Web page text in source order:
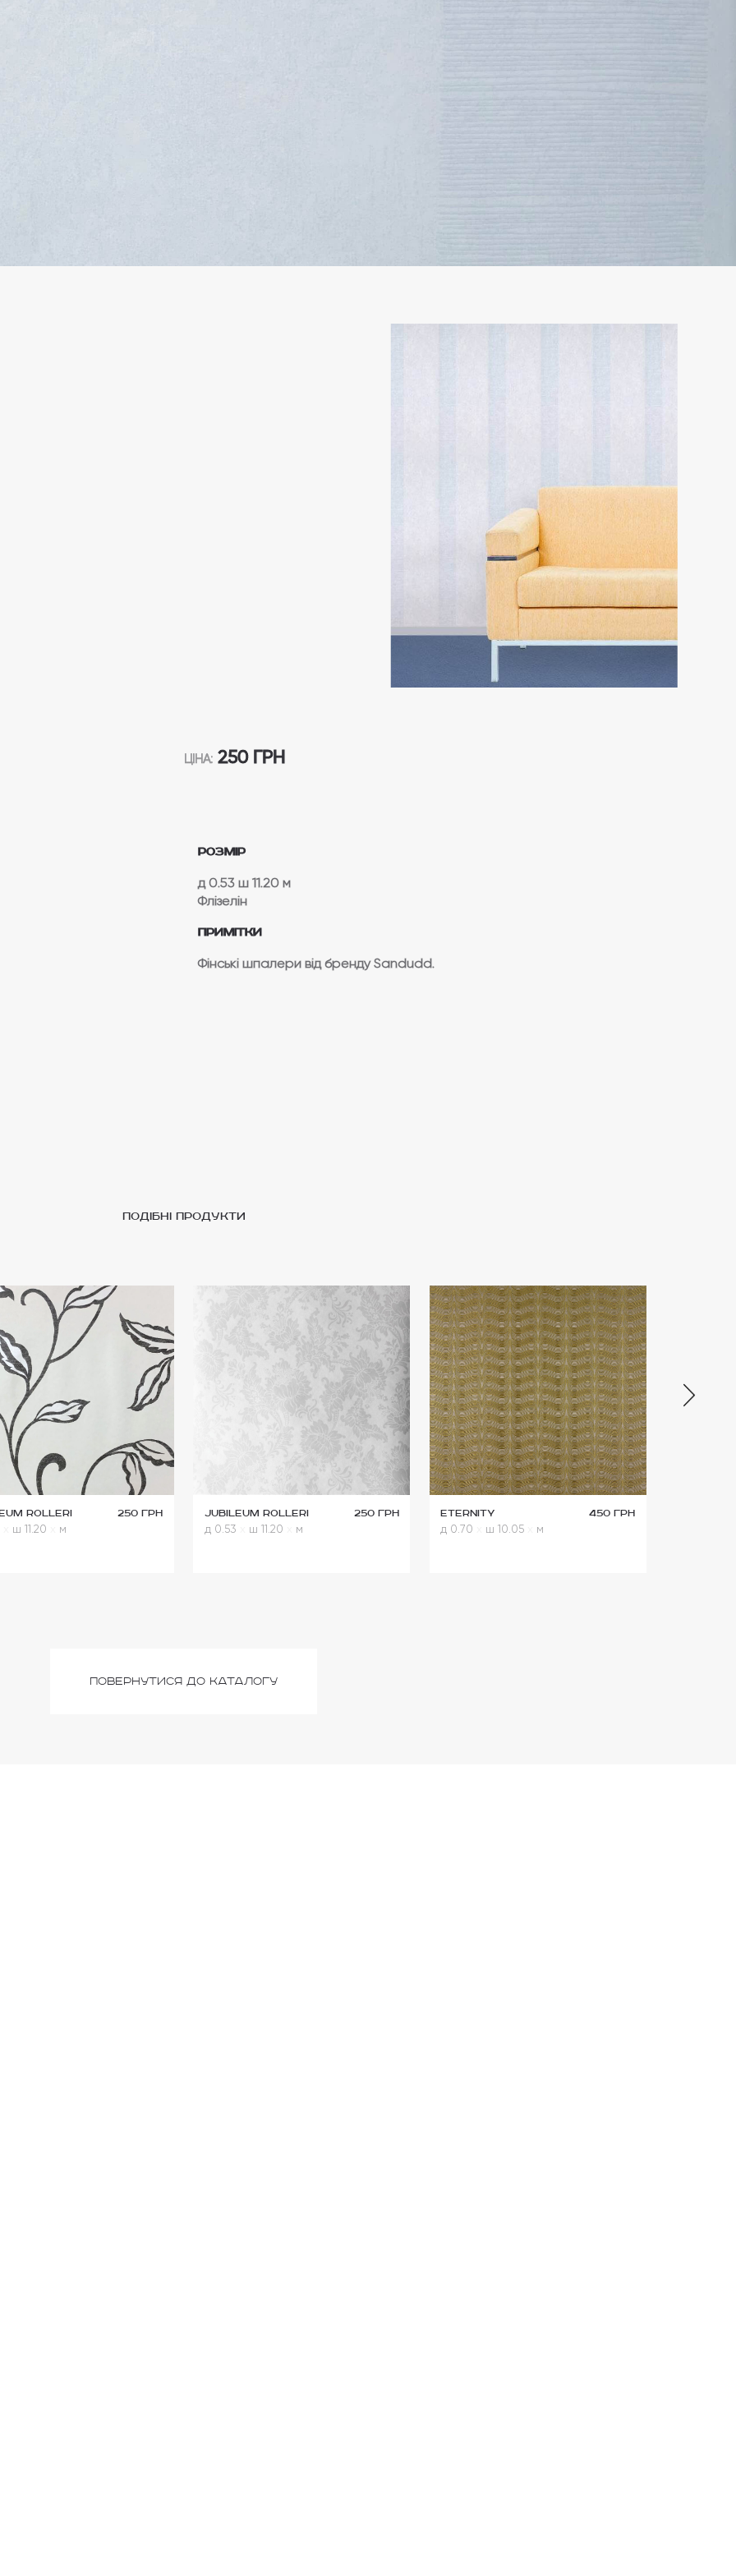
ЦІНА: 250 ГРН
Розмір
д 0.53ш 11.20 м
Флізелін
Примітки
Фінські шпалери від бренду Sandudd.
подібні продукти
Rolleri 250 грн
ш 11.20 м
Jubileum Rolleri 250 грн
д 0.53 ш 11.20 м
Eternity 450 грн
д 0.70 ш 10.05 м
повернутися до каталогу